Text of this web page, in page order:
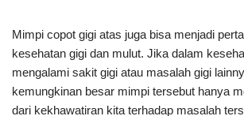
Mimpi copot gigi atas juga bisa menjadi
kesehatan gigi dan mulut. Jika dalam
mengalami sakit gigi atau masalah gigi
kemungkinan besar mimpi tersebut hanya
dari kekhawatiran kita terhadap masalah